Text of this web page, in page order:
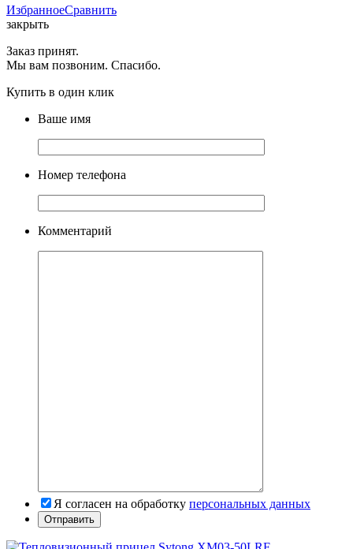
ИзбранноеСравнить
закрыть
Заказ принят.
Мы вам позвоним. Спасибо.
Купить в один клик
Ваше имя
Номер телефона
Комментарий
Я согласен на обработку персональных данных